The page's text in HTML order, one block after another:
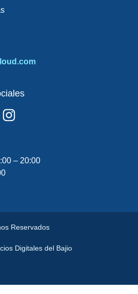
– 20:00
Reservados
Digitales del Bajio